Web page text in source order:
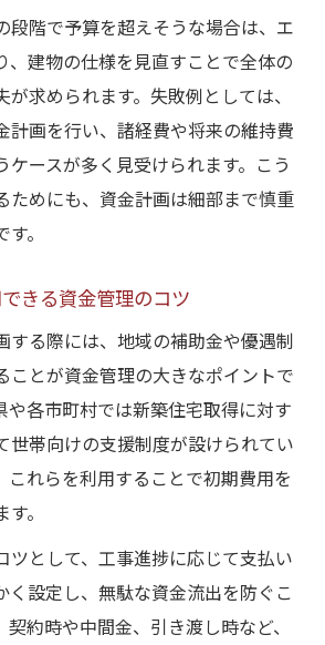
段階で予算を超えそうな場合は、エ
、建物の仕様を見直すことで全体の
求められます。失敗例としては、
計画を行い、諸経費や将来の維持費
ケースが多く見受けられます。こう
ためにも、資金計画は細部まで慎重
。
きる資金管理のコツ
する際には、地域の補助金や優遇制
ことが資金管理の大きなポイントで
や各市町村では新築住宅取得に対す
世帯向けの支援制度が設けられてい
これらを利用することで初期費用を
。
ツとして、工事進捗に応じて支払い
く設定し、無駄な資金流出を防ぐこ
約時や中間金、引き渡し時など、